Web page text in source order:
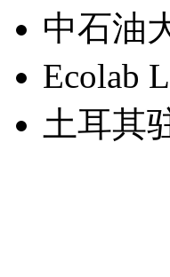
中石油
Ecolab
土耳其